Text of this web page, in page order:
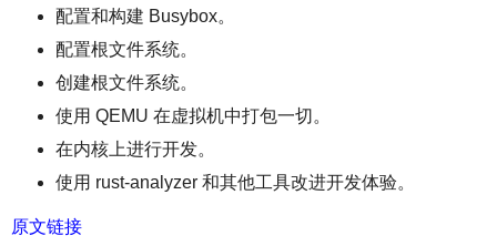
配置和构建 Busybox。
配置根文件系统。
创建根文件系统。
使用 QEMU 在虚拟机中打包一切。
在内核上进行开发。
使用 rust-analyzer 和其他工具改进开发体验。
原文链接